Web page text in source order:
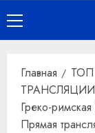
Основное
меню
Главная
Греко-
Прямая